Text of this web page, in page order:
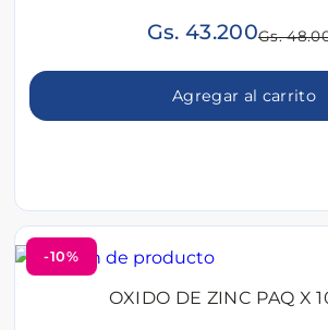
Gs. 43.200Gs.
Agregar al carrito
-10%
OXIDO DE ZINC PAQ X